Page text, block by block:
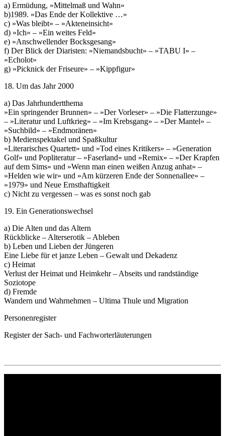
a) Ermüdung, »Mittelmaß und Wahn»
b)1989. »Das Ende der Kollektive …»
c) »Was bleibt» – »Akteneinsicht»
d) »Ich» – »Ein weites Feld»
e) »Anschwellender Bocksgesang»
f) Der Blick der Diaristen: »Niemandsbucht» – »TABU I» –
»Echolot»
g) »Picknick der Friseure» – »Kippfigur»
18. Um das Jahr 2000
a) Das Jahrhundertthema
»Ein springender Brunnen» – »Der Vorleser» – »Die Flatterzunge»
– »Literatur und Luftkrieg» – »Im Krebsgang» – »Der Mantel» –
»Suchbild» – »Endmoränen»
b) Medienspektakel und Spaßkultur
»Literarisches Quartett» und »Tod eines Kritikers» – »Generation
Golf» und Popliteratur – »Faserland» und »Remix» – »Der Krapfen
auf dem Sims» und »Wenn man einen weißen Anzug anhat» –
»Helden wie wir» und »Am kürzeren Ende der Sonnenallee» –
»1979» und Neue Ernsthaftigkeit
c) Nicht zu vergessen – was es sonst noch gab
19. Ein Generationswechsel
a) Die Alten und das Altern
Rückblicke – Alterserotik – Ableben
b) Leben und Lieben der Jüngeren
Eine Liebe für et janze Leben – Gewalt und Dekadenz
c) Heimat
Verlust der Heimat und Heimkehr – Abseits und randständige
Soziotope
d) Fremde
Wandern und Wahrnehmen – Ultima Thule und Migration
Personenregister
Register der Sach- und Fachworterläuterungen